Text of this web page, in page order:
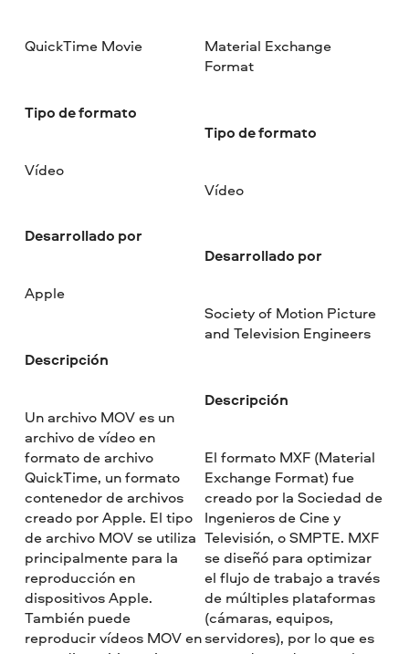
QuickTime Movie
Tipo de formato
Vídeo
Desarrollado por
Apple
Descripción
Un archivo MOV es un
archivo de vídeo en
formato de archivo
QuickTime, un formato
contenedor de archivos
creado por Apple. El tipo
de archivo MOV se utiliza
principalmente para la
reproducción en
dispositivos Apple.
También puede
reproducir vídeos MOV en
Material Exchange
Format
Tipo de formato
Vídeo
Desarrollado por
Society of Motion Picture
and Television Engineers
Descripción
El formato MXF (Material
Exchange Format) fue
creado por la Sociedad de
Ingenieros de Cine y
Televisión, o SMPTE. MXF
se diseñó para optimizar
el flujo de trabajo a través
de múltiples plataformas
(cámaras, equipos,
servidores), por lo que es